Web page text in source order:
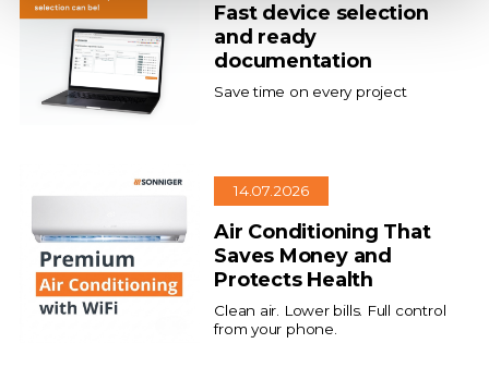
Fast device selection
and ready
documentation
Save time on every project
14.07.2026
Air Conditioning That
Saves Money and
Protects Health
Clean air. Lower bills. Full control
from your phone.